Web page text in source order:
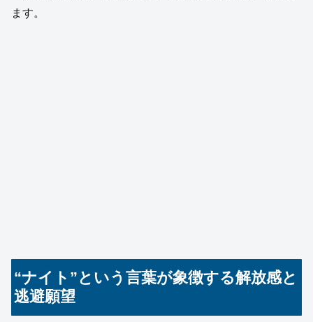
ます。
“ナイト”という言葉が象徴する解放感と
逃避願望